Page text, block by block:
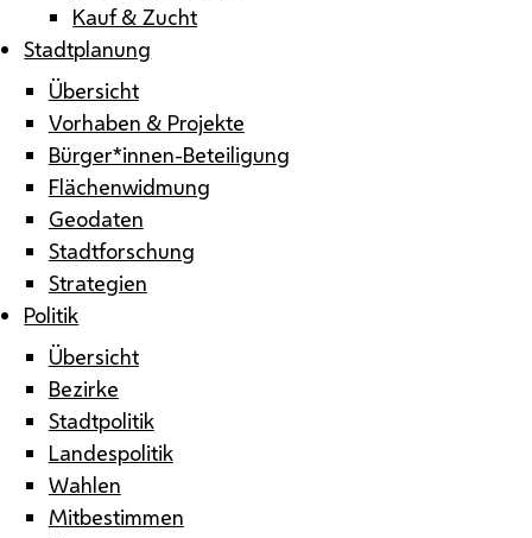
Kauf & Zucht
Stadtplanung
Übersicht
Vorhaben & Projekte
Bürger*innen-Beteiligung
Flächenwidmung
Geodaten
Stadtforschung
Strategien
Politik
Übersicht
Bezirke
Stadtpolitik
Landespolitik
Wahlen
Mitbestimmen